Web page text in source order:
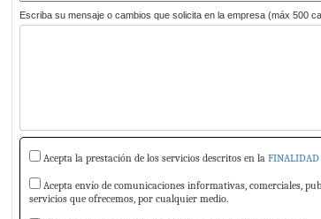
Escriba su mensaje o cambios que solicita en la empresa (máx 500
Acepta la prestación de los servicios descritos en la FINALIDAD
Acepta envío de comunicaciones informativas, comerciales,
servicios que ofrecemos, por cualquier medio.